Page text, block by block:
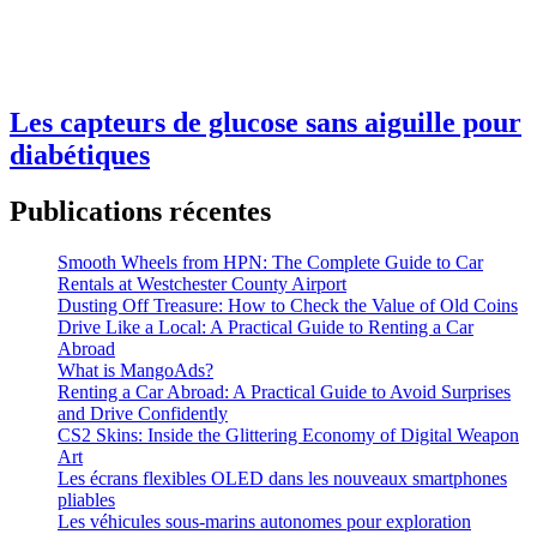
Les capteurs de glucose sans aiguille pour
diabétiques
Publications récentes
Smooth Wheels from HPN: The Complete Guide to Car
Rentals at Westchester County Airport
Dusting Off Treasure: How to Check the Value of Old Coins
Drive Like a Local: A Practical Guide to Renting a Car
Abroad
What is MangoAds?
Renting a Car Abroad: A Practical Guide to Avoid Surprises
and Drive Confidently
CS2 Skins: Inside the Glittering Economy of Digital Weapon
Art
Les écrans flexibles OLED dans les nouveaux smartphones
pliables
Les véhicules sous-marins autonomes pour exploration